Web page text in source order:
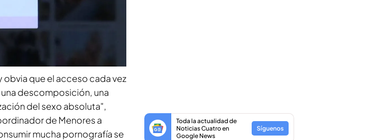
de Semana Santa: la
obvia que el acceso cada vez
descomposición, una
del sexo absoluta",
de Menores a
mucha pornografía se
Toda la actualidad de
Noticias Cuatro en
Google News
Síguenos